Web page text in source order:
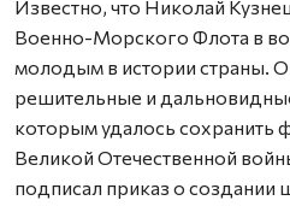
Известно, что Николай
Военно-Морского Флота в
молодым в истории страны.
решительные и
которым удалось сохранить
Великой Отечественной
подписал приказ о